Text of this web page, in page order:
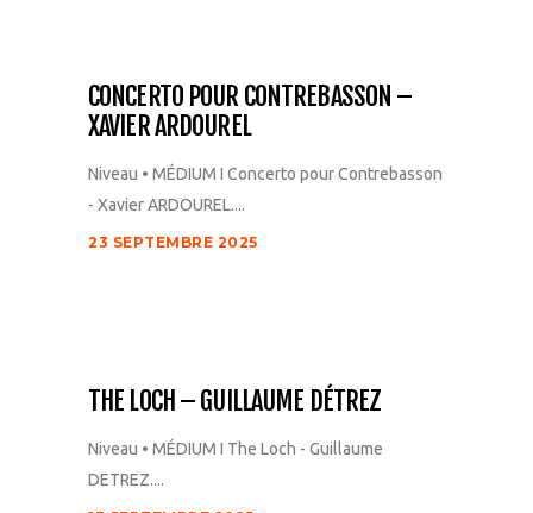
CONCERTO POUR CONTREBASSON –
XAVIER ARDOUREL
Niveau • MÉDIUM I Concerto pour Contrebasson
- Xavier ARDOUREL....
23 SEPTEMBRE 2025
THE LOCH – GUILLAUME DÉTREZ
Niveau • MÉDIUM I The Loch - Guillaume
DETREZ....